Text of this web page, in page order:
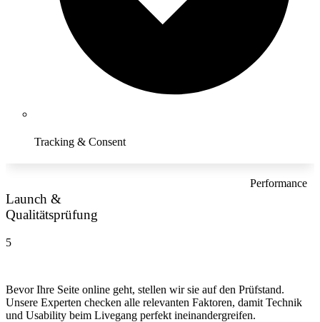
Tracking & Consent
Performance
Launch &
Qualitätsprüfung
5
Bevor Ihre Seite online geht, stellen wir sie auf den Prüfstand.
Unsere Experten checken alle relevanten Faktoren, damit Technik
und Usability beim Livegang perfekt ineinandergreifen.